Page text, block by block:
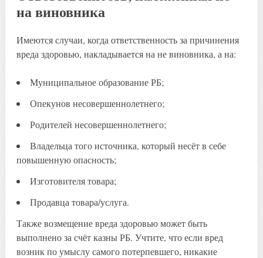
на виновника
Имеются случаи, когда ответственность за причинения
вреда здоровью, накладывается на не виновника, а на:
Муниципальное образование РБ;
Опекунов несовершеннолетнего;
Родителей несовершеннолетнего;
Владельца того источника, который несёт в себе
повышенную опасность;
Изготовителя товара;
Продавца товара/услуга.
Также возмещение вреда здоровью может быть
выполнено за счёт казны РБ. Учтите, что если вред
возник по умыслу самого потерпевшего, никакие